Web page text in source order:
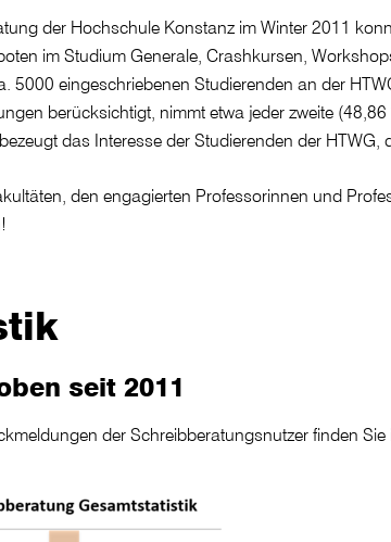
der Hochschule Konstanz im Winter 2011
im Studium Generale, Crashkursen,
5000 eingeschriebenen Studierenden an der
berücksichtigt, nimmt etwa jeder zweite
das Interesse der Studierenden der HTWG,
den engagierten Professorinnen und
seit 2011
der Schreibberatungsnutzer finden Sie